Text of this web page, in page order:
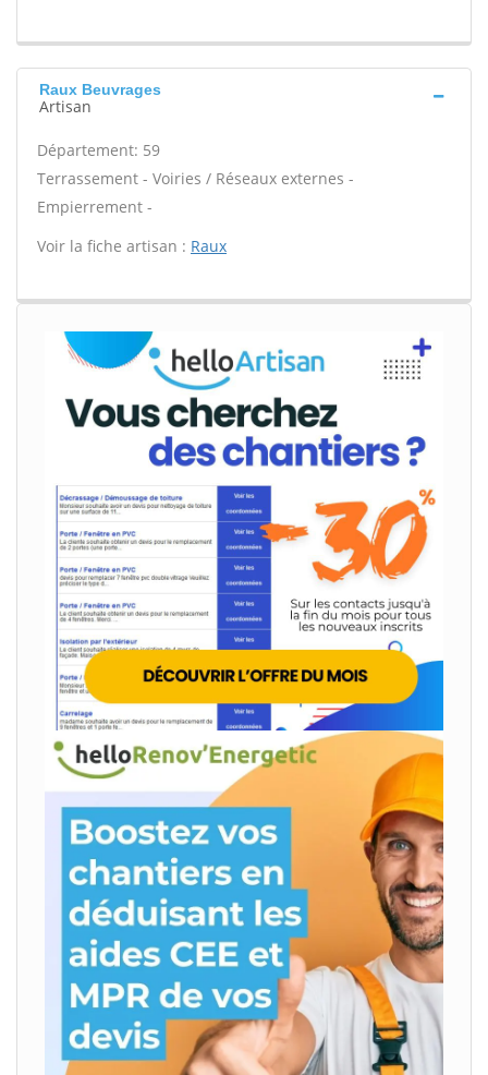
Raux Beuvrages
Artisan
Département: 59
Terrassement - Voiries / Réseaux externes -
Empierrement -
Voir la fiche artisan : Raux